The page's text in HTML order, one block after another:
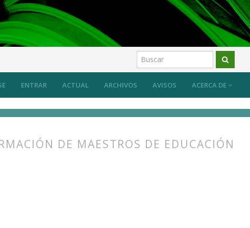
ACTUAL ARCHIVOS AVISOS ACERCA DE
ENTRAR
DE MAESTROS DE EDUCACIÓN